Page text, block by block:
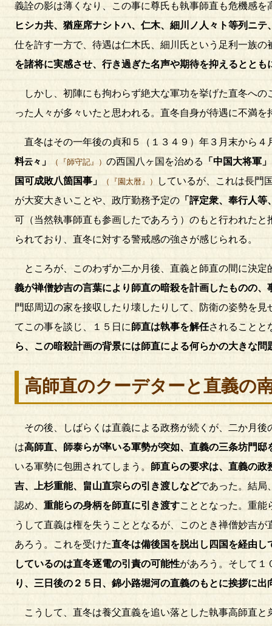
義詮の影は薄くなり、この事に尊氏も執事師直も危機感
ヒシカ共、猶座席ナシトハ、仁木、細川ノ人々ト等列ニ
仕を許す一方で、待遇は仁木氏、細川氏という足利一族
を諸将に実感させ、行き過ぎた名声や期待を抑えるとと
しかし、初陣にも拘わらず絶大な軍功を挙げた直冬へ
った人々が多々いたと思われる。直冬自身が待遇に不満
直冬はその一年後の貞和５（１３４９）年３月末から４
料云々 」 （『師守記』） の西国八ヶ国を治める 「中国大将軍」
国可成敗八箇国事」
（『園太暦』）
しているが、これは長門
が大変大きいことや、政庁勤務予定の 「評定衆、奉行人等
可（当然執事師直も参画したであろう）のもと行われた
られており、直冬に対する警戒感の強さが感じられる。
ところが、このわずか二か月後、直義と師直の間に決
義が禅僧妙吉の言葉により師直の暗殺を計画したものの、
門邸周辺の家を接収したり壊したりして、防衛の姿勢を
てこの事を談じ、１５日に師直は執事を解任されることと
ら、この暗殺計画の背景には師直による何らかの大きな問
高師直のクーデターと直義の
その後、しばらくは直義による政務が続くが、二か月
は高師直、師泰らが率いる軍勢が突如、直義の三条坊門邸
いる軍勢に包囲されてしまう。
師直らの要求は、直義の
吉、上杉重能、畠山直宗らの引き渡しなどであった。結局
認め、 重能らの身柄を師直に引き渡すこととなった。重能
うして直義は権を失うこととなるが、このとき禅僧妙吉
あろう。これを受けた直冬は備後国を脱出し四国を経由し
しているのは直冬逐電の引責の可能性があろう。そして１
り、三日後の２５日、錦小路堀河の直義のもとに挨拶に出
こうして、直冬は養父直義を追い落とした執事高師直